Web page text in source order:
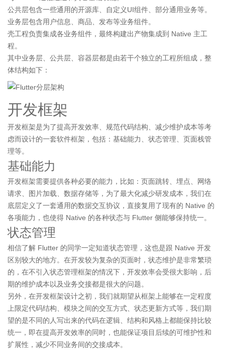
公共层包含一些通用的开源库、自定义UI组件、部分通用业务等。
业务层包含用户信息、商品、发布等业务组件。
壳工程负责集成各业务组件，最终构建出产物集成到 Native 主工
程。
其中业务层、公共层、容器层都是由若干个独立的工程所组成，整
体结构如下：
开发框架
开发框架是为了提高开发效率、规范代码结构、减少维护成本等考
虑而设计的一套软件框架，包括：基础能力、状态管理、页面栈管
理等。
基础能力
开发框架需要提供各种必要的能力，比如：页面跳转、埋点、网络
请求、图片加载、数据存储等，为了最大化减少研发成本，我们在
底层定义了一套通用的数据交互协议，直接复用了现有的 Native 的
各项能力，也使得 Native 的各种状态与 Flutter 侧能够保持统一。
状态管理
相信了解 Flutter 的同学一定知道状态管理，这也是跟 Native 开发
区别较大的地方。在开发较为复杂的页面时，状态维护是非常繁琐
的，在不引入状态管理框架的情况下，开发效率会受很大影响，后
期的维护成本以及业务交接都是很大的问题。
另外，在开发框架设计之初，我们就期望从框架上能够在一定程度
上限定代码结构、模块之间的交互方式、状态更新方式等，我们期
望的是不同的人写出来的代码在逻辑、结构和风格上都能保持比较
统一，即在提高开发效率的同时，也能保证项目后续的可维护性和
扩展性，减少不同业务间的交接成本。